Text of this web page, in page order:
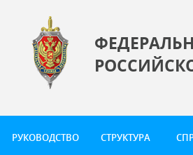
РУКОВОДСТВО СТРУКТУРА